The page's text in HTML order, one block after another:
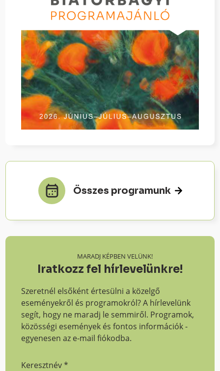
Összes programunk
MARADJ KÉPBEN VELÜNK!
Iratkozz fel hírlevelünkre!
Szeretnél elsőként értesülni a közelgő
eseményekről és programokról? A hírlevelünk
segít, hogy ne maradj le semmiről. Programok,
közösségi események és fontos információk -
egyenesen az e-mail fiókodba.
Keresztnév*